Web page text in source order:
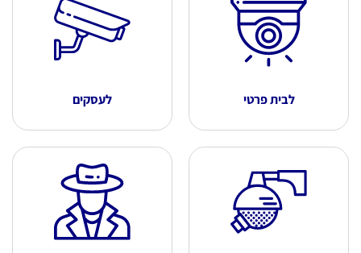
לבית פרטי לעסקים